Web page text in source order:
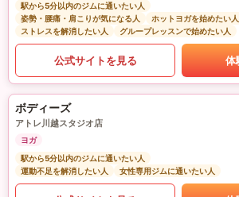
駅から5分以内のジムに通いたい人
姿勢・腰痛・肩こりが気になる人
ホットヨガを始めたい人
ストレスを解消したい人
グループレッスンで始めたい人
公式サイトを見る 体
ボディーズ
アトレ川越スタジオ店
ヨガ
駅から5分以内のジムに通いたい人
運動不足を解消したい人
女性専用ジムに通いたい人